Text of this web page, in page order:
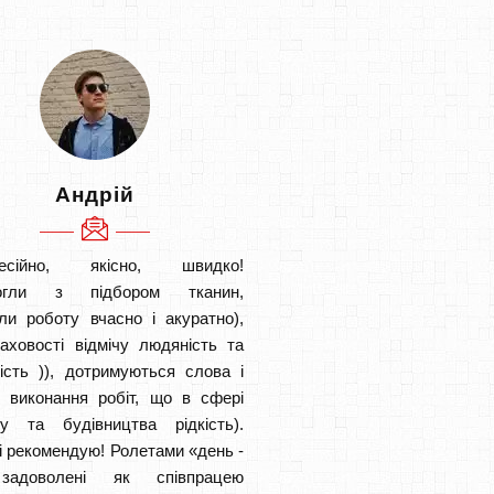
Андрій
якісно, швидко!
з підбором тканин,
роботу вчасно і акуратно),
відмічу людяність та
)), дотримуються слова і
виконання робіт, що в сфері
та будівництва рідкість).
рекомендую! Ролетами «день -
як співпрацею